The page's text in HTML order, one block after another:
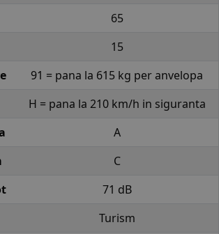
65
15
91 = pana la 615 kg per anvelopa
H = pana la 210 km/h in siguranta
A
C
71 dB
Turism